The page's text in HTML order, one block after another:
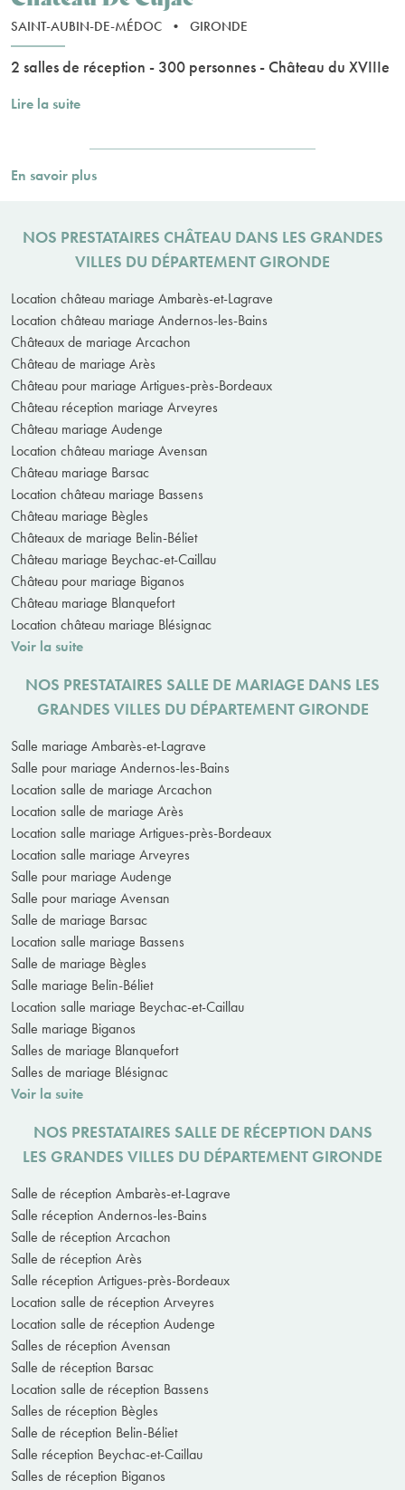
SAINT-AUBIN-DE-MÉDOC • GIRONDE
2 salles de réception - 300 personnes - Château du XVIIIe
Lire la suite
En savoir plus
NOS PRESTATAIRES CHÂTEAU DANS LES GRANDES
VILLES DU DÉPARTEMENT GIRONDE
Location château mariage Ambarès-et-Lagrave
Location château mariage Andernos-les-Bains
Châteaux de mariage Arcachon
Château de mariage Arès
Château pour mariage Artigues-près-Bordeaux
Château réception mariage Arveyres
Château mariage Audenge
Location château mariage Avensan
Château mariage Barsac
Location château mariage Bassens
Château mariage Bègles
Châteaux de mariage Belin-Béliet
Château mariage Beychac-et-Caillau
Château pour mariage Biganos
Château mariage Blanquefort
Location château mariage Blésignac
Voir la suite
NOS PRESTATAIRES SALLE DE MARIAGE DANS LES
GRANDES VILLES DU DÉPARTEMENT GIRONDE
Salle mariage Ambarès-et-Lagrave
Salle pour mariage Andernos-les-Bains
Location salle de mariage Arcachon
Location salle de mariage Arès
Location salle mariage Artigues-près-Bordeaux
Location salle mariage Arveyres
Salle pour mariage Audenge
Salle pour mariage Avensan
Salle de mariage Barsac
Location salle mariage Bassens
Salle de mariage Bègles
Salle mariage Belin-Béliet
Location salle mariage Beychac-et-Caillau
Salle mariage Biganos
Salles de mariage Blanquefort
Salles de mariage Blésignac
Voir la suite
NOS PRESTATAIRES SALLE DE RÉCEPTION DANS
LES GRANDES VILLES DU DÉPARTEMENT GIRONDE
Salle de réception Ambarès-et-Lagrave
Salle réception Andernos-les-Bains
Salle de réception Arcachon
Salle de réception Arès
Salle réception Artigues-près-Bordeaux
Location salle de réception Arveyres
Location salle de réception Audenge
Salles de réception Avensan
Salle de réception Barsac
Location salle de réception Bassens
Salles de réception Bègles
Salle de réception Belin-Béliet
Salle réception Beychac-et-Caillau
Salles de réception Biganos